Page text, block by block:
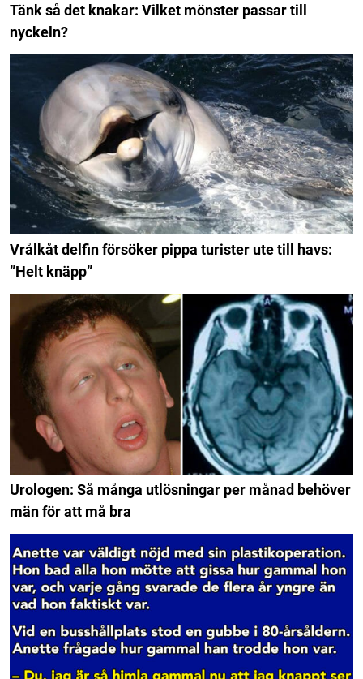
Tänk så det knakar: Vilket mönster passar till
nyckeln?
Vrålkåt delfin försöker pippa turister ute till havs:
”Helt knäpp”
Urologen: Så många utlösningar per månad behöver
män för att må bra